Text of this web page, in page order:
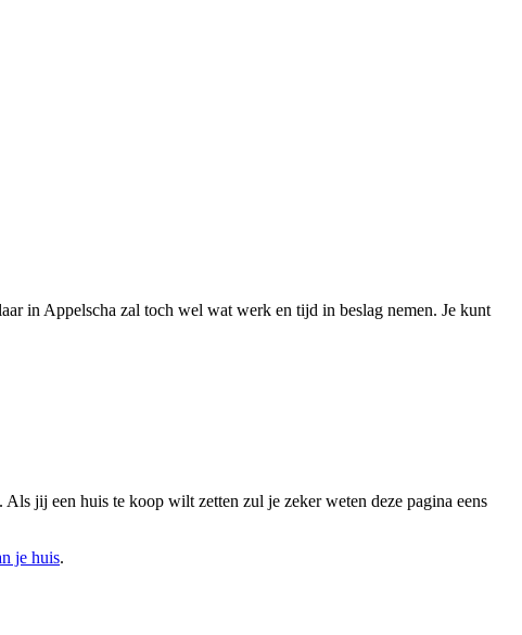
in Appelscha zal toch wel wat werk en tijd in beslag nemen. Je kunt
jij een huis te koop wilt zetten zul je zeker weten deze pagina eens
je huis.